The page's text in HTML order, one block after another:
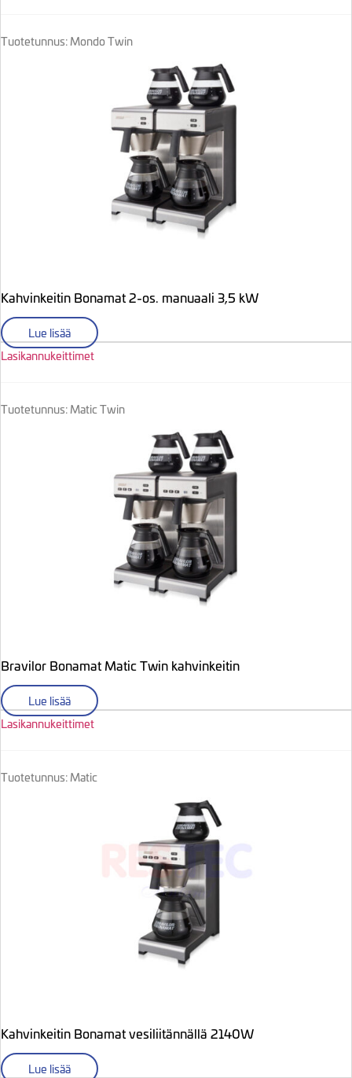
Tuotetunnus: Mondo Twin
Kahvinkeitin Bonamat 2-os. manuaali 3,5 kW
Lue lisää
Lasikannukeittimet
Tuotetunnus: Matic Twin
Bravilor Bonamat Matic Twin kahvinkeitin
Lue lisää
Lasikannukeittimet
Tuotetunnus: Matic
Kahvinkeitin Bonamat vesiliitännällä 2140W
Lue lisää